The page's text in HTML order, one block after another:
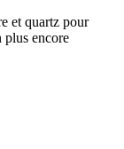
et quartz pour
plus encore